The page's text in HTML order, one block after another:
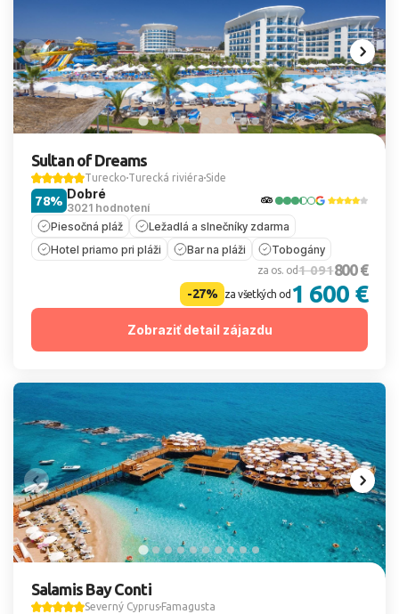
Sultan of Dreams
Turecko Turecká riviéra Side
Dobré
3021 hodnotení
78%
Piesočná pláž
Ležadlá a slnečníky zdarma
Hotel priamo pri pláži
Bar na pláži Tobogány
za os. od1 091800 €
-27% za všetkých od 1 600 €
Zobraziť detail zájazdu
Salamis Bay Conti
Severný Cyprus Famagusta